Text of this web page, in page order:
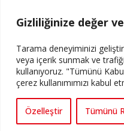
Gizliliğinize değer
Tarama deneyiminizi
veya içerik sunmak ve
kullanıyoruz. "Tümünü
çerez kullanımımızı kabul
Özelleştir Tümünü
Yazının devamı
PERSPEKTIF’I SOSYAL